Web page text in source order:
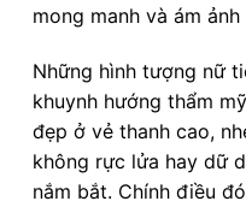
mong manh và ám ảnh
Những hình tượng nữ
khuynh hướng thẩm
đẹp ở vẻ thanh cao,
không rực lửa hay dữ
nắm bắt. Chính điều